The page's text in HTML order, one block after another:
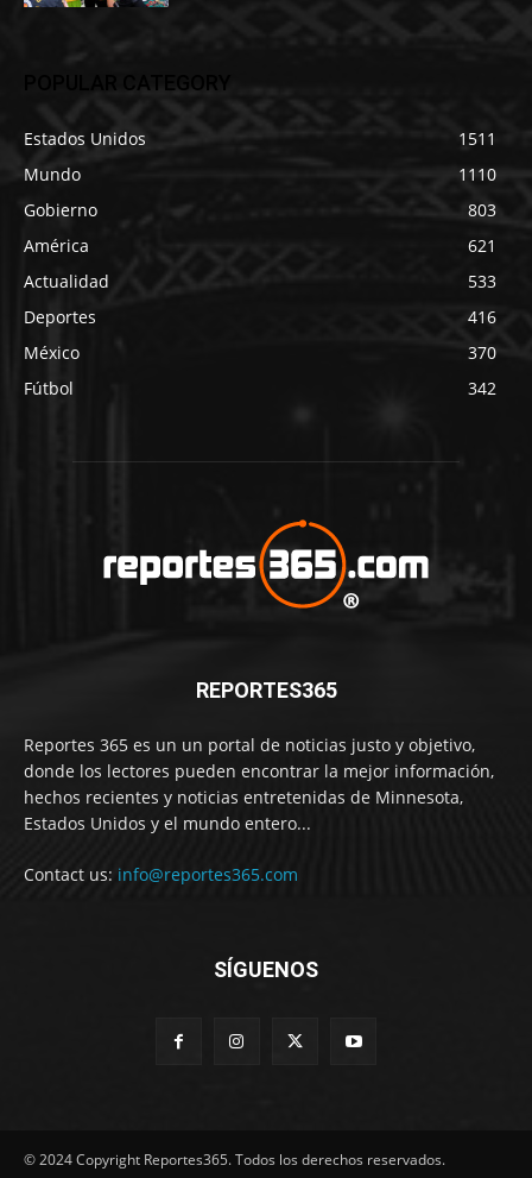
POPULAR CATEGORY
Estados Unidos
1511
Mundo
1110
Gobierno
803
América
621
Actualidad
533
Deportes
416
México
370
Fútbol
342
REPORTES365
Reportes 365 es un un portal de noticias justo y objetivo,
donde los lectores pueden encontrar la mejor información,
hechos recientes y noticias entretenidas de Minnesota,
Estados Unidos y el mundo entero...
Contact us: info@reportes365.com
SÍGUENOS
© 2024 Copyright Reportes365. Todos los derechos reservados.